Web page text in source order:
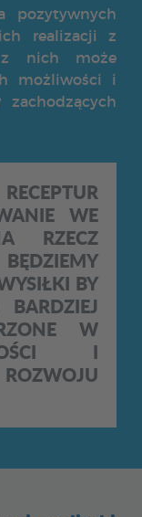
pozytywnych
realizacji z
z nich może
możliwości i
WE
RZECZ
BY
W
I